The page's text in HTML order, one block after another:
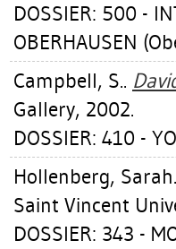
DOSSIER: 500 -
OBERHAUSEN
Campbell, S..
Gallery, 2002.
DOSSIER: 410 -
Hollenberg, Sarah
Saint Vincent
DOSSIER: 343 -